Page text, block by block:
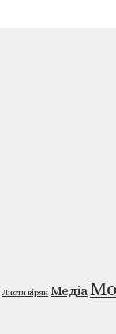
Листи вірян Медіа